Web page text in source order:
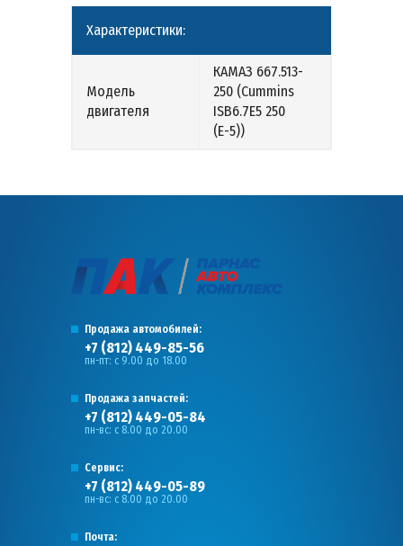
Характеристики:
Модель
двигателя
КАМАЗ 667.513-
250 (Сummins
ISB6.7E5 250
(Е-5))
Продажа автомобилей:
+7 (812) 449-85-56
пн-пт: с 9.00 до 18.00
Продажа запчастей:
+7 (812) 449-05-84
пн-вс: с 8.00 до 20.00
Сервис:
+7 (812) 449-05-89
пн-вс: с 8.00 до 20.00
Почта: